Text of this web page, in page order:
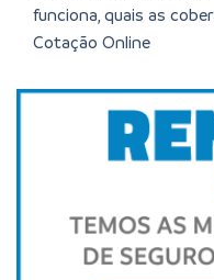
funciona, quais as
Cotação Online